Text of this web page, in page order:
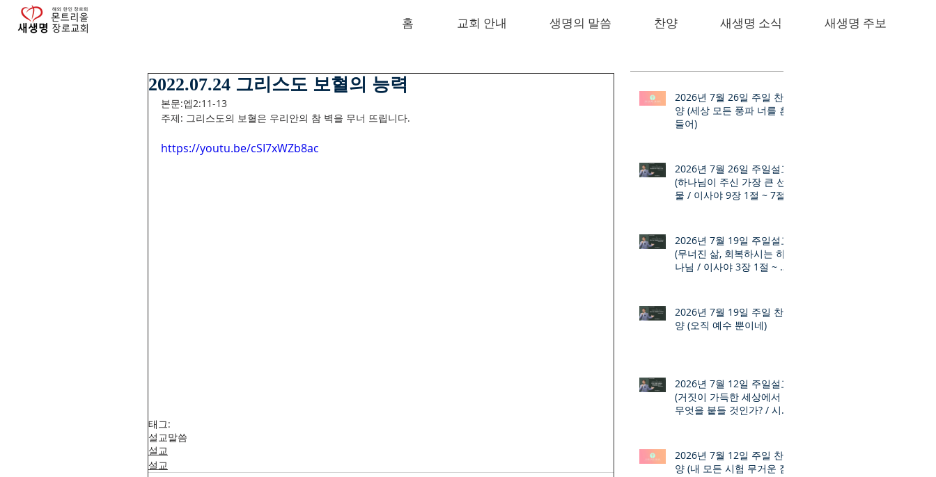
홈 교회 안내 생명의 말씀 찬양 새생명 소식 새생명 주보
2022.07.24 그리스도 보혈의 능력
본문:엡2:11-13
주제: 그리스도의 보혈은 우리안의 참 벽을 무너 뜨립니다.
https://youtu.be/cSI7xWZb8ac
태그:
설교말씀
설교
설교
2026년 7월 26일 주일 찬
양 (세상 모든 풍파 너를 흔
들어)
2026년 7월 26일 주일설교
(하나님이 주신 가장 큰 선
물 / 이사야 9장 1절 ~ 7절)
2026년 7월 19일 주일설교
(무너진 삶, 회복하시는 하
나님 / 이사야 3장 1절 ~ 12
2026년 7월 19일 주일 찬
양 (오직 예수 뿐이네)
2026년 7월 12일 주일설교
(거짓이 가득한 세상에서
무엇을 붙들 것인가? / 시편
2026년 7월 12일 주일 찬
양 (내 모든 시험 무거운 짐